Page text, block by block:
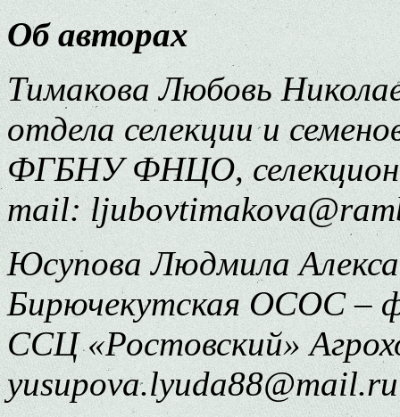
Об авторах
Тимакова Любовь
отдела селекции и
ФГБНУ ФНЦО,
mail:
Юсупова Людмила
Бирючекутская ОСОС –
ССЦ «Ростовский»
yusupova.lyuda88@mail.ru